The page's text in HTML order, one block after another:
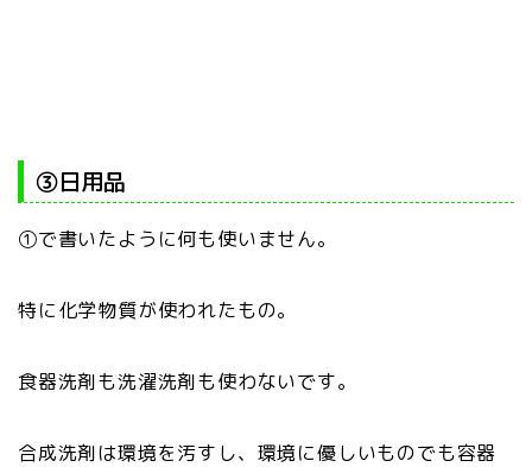
③日用品
①で書いたように何も使いません。
特に化学物質が使われたもの。
食器洗剤も洗濯洗剤も使わないです。
合成洗剤は環境を汚すし、環境に優しいものでも容器